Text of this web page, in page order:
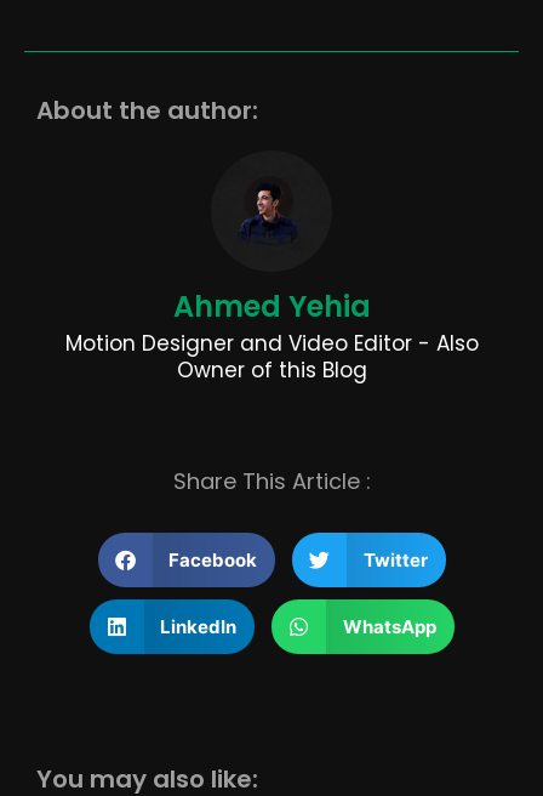
About the author:
Ahmed Yehia
Motion Designer and Video Editor - Also
Owner of this Blog
Share This Article :
Facebook Twitter
LinkedIn WhatsApp
You may also like: